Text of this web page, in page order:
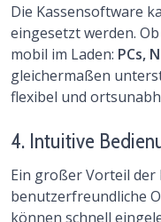
Die Kassensoftware
eingesetzt werden.
mobil im Laden: PCs,
gleichermaßen
flexibel und
4. Intuitive
Ein großer Vorteil der
benutzerfreundliche
können schnell